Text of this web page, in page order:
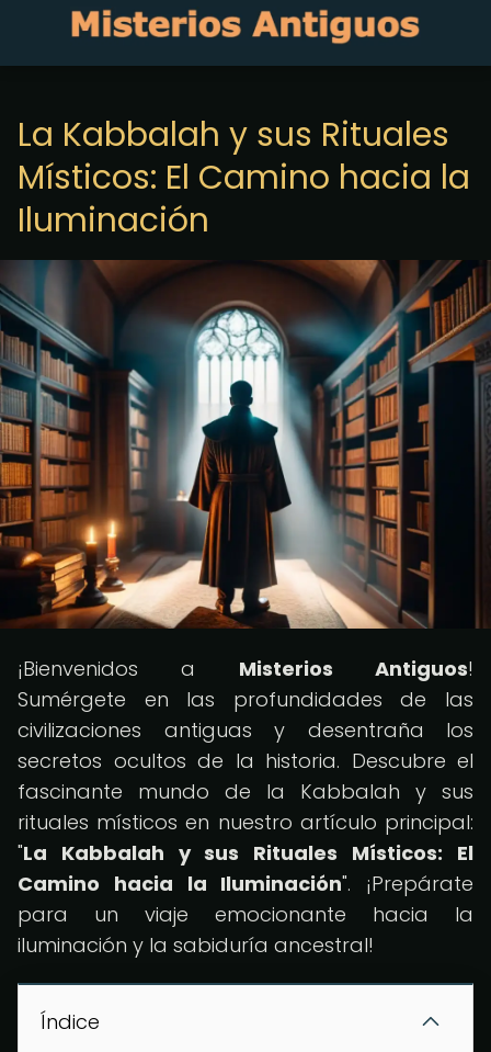
La Kabbalah y sus Rituales
Místicos: El Camino hacia la
Iluminación
¡Bienvenidos a Misterios Antiguos!
Sumérgete en las profundidades de las
civilizaciones antiguas y desentraña los
secretos ocultos de la historia. Descubre el
fascinante mundo de la Kabbalah y sus
rituales místicos en nuestro artículo principal:
"La Kabbalah y sus Rituales Místicos: El
Camino hacia la Iluminación". ¡Prepárate
para un viaje emocionante hacia la
iluminación y la sabiduría ancestral!
Índice